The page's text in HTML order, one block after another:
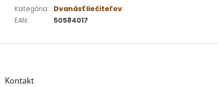
Kategória: Dvanásť liečiteľov
EAN: 50584017
Kontakt